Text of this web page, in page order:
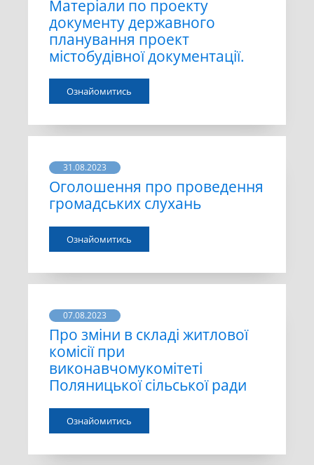
Матеріали по проекту
документу державного
планування проект
містобудівної документації.
Ознайомитись
31.08.2023
Оголошення про проведення
громадських слухань
Ознайомитись
07.08.2023
Про зміни в складі житлової
комісії при
виконавчомукомітеті
Поляницької сільської ради
Ознайомитись